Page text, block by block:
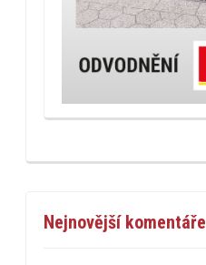
Nejnovější komentáře